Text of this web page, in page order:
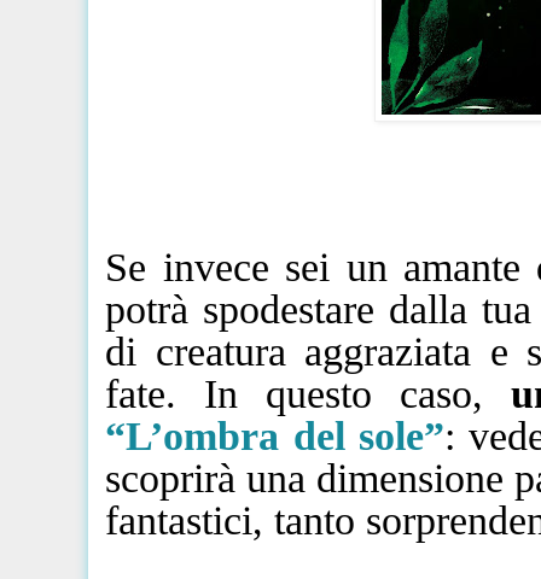
Se invece sei un
potrà spodestare dalla
di creatura aggraziata e
fate. In questo caso,
“L’ombra del sole”:
scoprirà una dimensione
fantastici, tanto